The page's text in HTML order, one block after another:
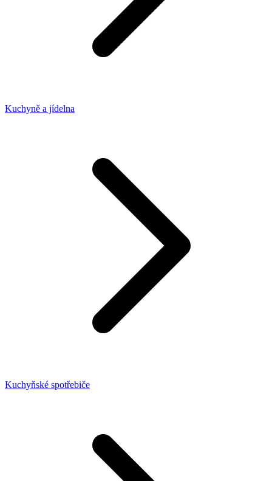
Kuchyně a jídelna
Kuchyňské spotřebiče